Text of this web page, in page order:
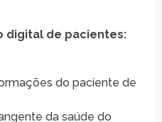
digital de pacientes:
do paciente de
da saúde do